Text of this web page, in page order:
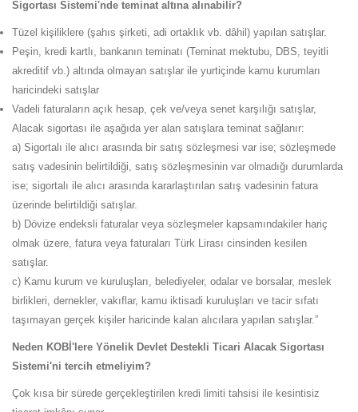
Sigortası Sistemi'nde teminat altına alınabilir?
Tüzel kişiliklere (şahıs şirketi, adi ortaklık vb. dâhil) yapılan satışlar.
Peşin, kredi kartlı, bankanın teminatı (Teminat mektubu, DBS, teyitli
akreditif vb.) altında olmayan satışlar ile yurtiçinde kamu kurumları
haricindeki satışlar
Vadeli faturaların açık hesap, çek ve/veya senet karşılığı satışlar,
Alacak sigortası ile aşağıda yer alan satışlara teminat sağlanır:
a) Sigortalı ile alıcı arasında bir satış sözleşmesi var ise; sözleşmede
satış vadesinin belirtildiği, satış sözleşmesinin var olmadığı durumlarda
ise; sigortalı ile alıcı arasında kararlaştırılan satış vadesinin fatura
üzerinde belirtildiği satışlar.
b) Dövize endeksli faturalar veya sözleşmeler kapsamındakiler hariç
olmak üzere, fatura veya faturaları Türk Lirası cinsinden kesilen
satışlar.
c) Kamu kurum ve kuruluşları, belediyeler, odalar ve borsalar, meslek
birlikleri, dernekler, vakıflar, kamu iktisadi kuruluşları ve tacir sıfatı
taşımayan gerçek kişiler haricinde kalan alıcılara yapılan satışlar.”
Neden KOBİ'lere Yönelik Devlet Destekli Ticari Alacak Sigortası
Sistemi'ni tercih etmeliyim?
Çok kısa bir sürede gerçekleştirilen kredi limiti tahsisi ile kesintisiz